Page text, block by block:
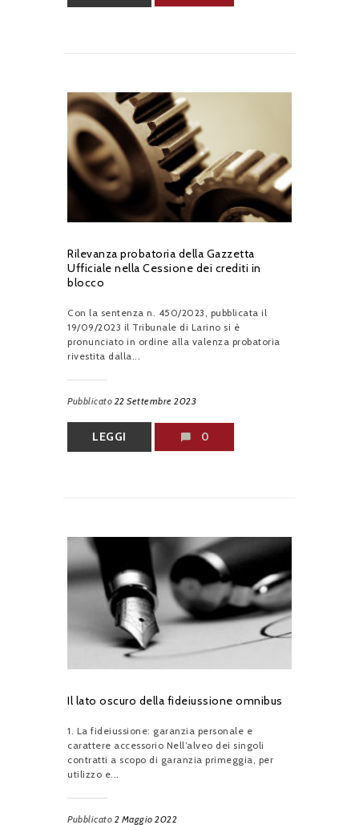
Rilevanza probatoria della Gazzetta
Ufficiale nella Cessione dei crediti in
blocco
Con la sentenza n. 450/2023, pubblicata il
19/09/2023 il Tribunale di Larino si è
pronunciato in ordine alla valenza probatoria
rivestita dalla...
Pubblicato 22 Settembre 2023
LEGGI 0
Il lato oscuro della fideiussione omnibus
1. La fideiussione: garanzia personale e
carattere accessorio Nell’alveo dei singoli
contratti a scopo di garanzia primeggia, per
utilizzo e...
Pubblicato 2 Maggio 2022